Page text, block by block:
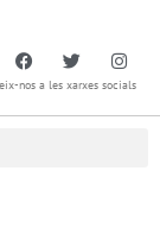
nos a les xarxes socials